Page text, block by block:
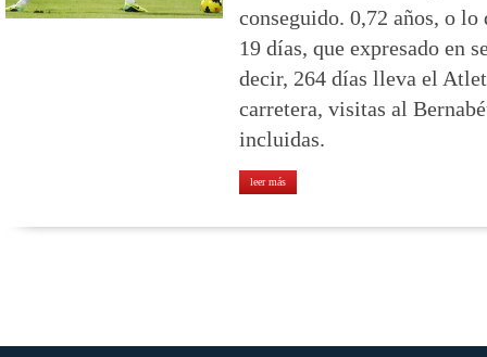
conseguido. 0,72 años, o
19 días, que expresado en
decir, 264 días lleva el
carretera, visitas al
incluidas.
leer más